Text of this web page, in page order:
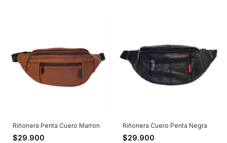
Riñonera Penta Cuero Marron
$29.900
Riñonera Cuero Penta Negra
$29.900